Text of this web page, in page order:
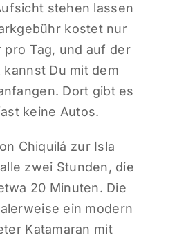
stehen lassen
kostet nur
pro Tag, und auf der
kannst Du mit dem
Dort gibt es
keine Autos.
Chiquilá zur Isla
zwei Stunden, die
20 Minuten. Die
ein modern
Katamaran mit